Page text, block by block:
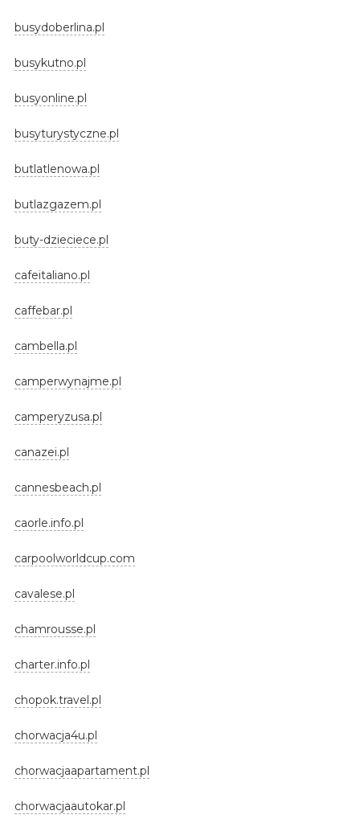
busydoberlina.pl
busykutno.pl
busyonline.pl
busyturystyczne.pl
butlatlenowa.pl
butlazgazem.pl
buty-dzieciece.pl
cafeitaliano.pl
caffebar.pl
cambella.pl
camperwynajme.pl
camperyzusa.pl
canazei.pl
cannesbeach.pl
caorle.info.pl
carpoolworldcup.com
cavalese.pl
chamrousse.pl
charter.info.pl
chopok.travel.pl
chorwacja4u.pl
chorwacjaapartament.pl
chorwacjaautokar.pl